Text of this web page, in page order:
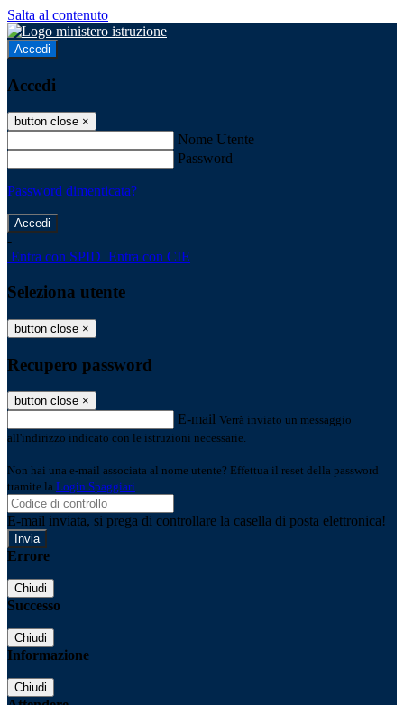
Salta al contenuto
Accedi
Accedi
button close ×
Nome Utente
Password
Password dimenticata?
-
Entra con SPID Entra con CIE
Seleziona utente
button close ×
Recupero password
button close ×
E-mail Verrà inviato un messaggio
all'indirizzo indicato con le istruzioni necessarie.
Non hai una e-mail associata al nome utente? Effettua il reset della password
tramite la Login Spaggiari
E-mail inviata, si prega di controllare la casella di posta elettronica!
Errore
Chiudi
Successo
Chiudi
Informazione
Chiudi